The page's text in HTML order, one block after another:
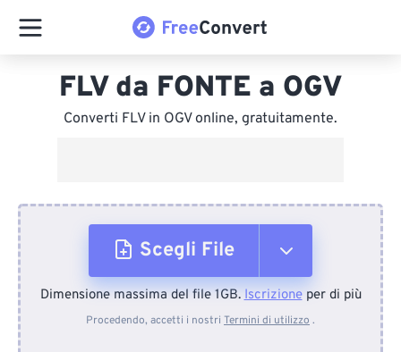
FLV da FONTE a OGV
Converti FLV in OGV online, gratuitamente.
Scegli File
Dal dispositivo
Dimensione massima del file 1GB.Iscrizioneper di più
Procedendo, accetti i nostri Termini di utilizzo .